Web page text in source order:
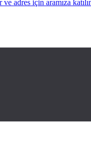
aramıza katılın. Istek